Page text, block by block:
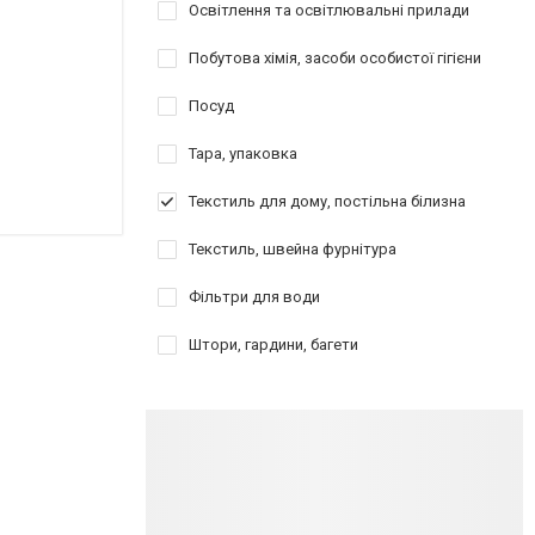
Освітлення та освітлювальні прилади
Побутова хімія, засоби особистої гігієни
Посуд
Тара, упаковка
Текстиль для дому, постільна білизна
Текстиль, швейна фурнітура
Фільтри для води
Штори, гардини, багети